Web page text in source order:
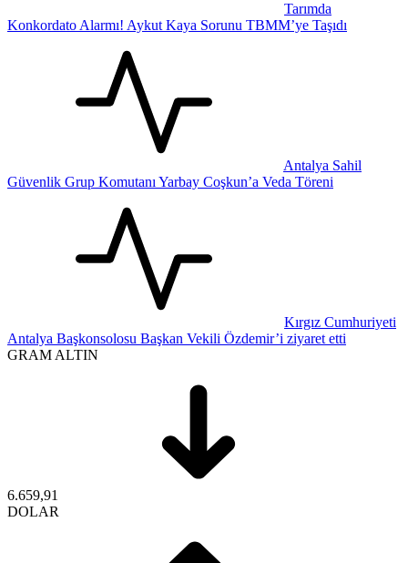
Tarımda
Konkordato Alarmı! Aykut Kaya Sorunu TBMM’ye Taşıdı
Antalya Sahil
Güvenlik Grup Komutanı Yarbay Coşkun’a Veda Töreni
Kırgız Cumhuriyeti
Antalya Başkonsolosu Başkan Vekili Özdemir’i ziyaret etti
GRAM ALTIN
6.659,91
DOLAR